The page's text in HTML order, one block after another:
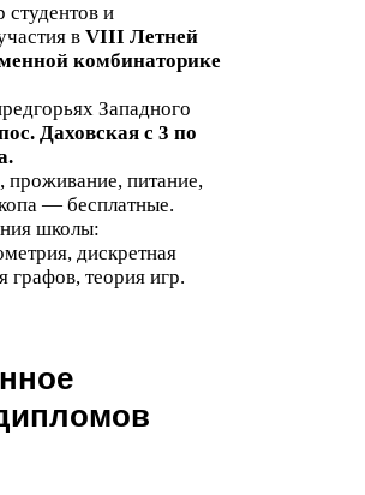
студентов и
в VIII Летней
комбинаторике
Западного
Даховская с 3 по
проживание, питание,
— бесплатные.
школы:
дискретная
графов, теория игр.